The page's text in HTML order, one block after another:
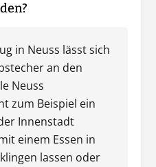
in Neuss lässt sich
an den
Neuss
zum Beispiel ein
Innenstadt
einem Essen in
lassen oder
und Erfahrungen zu
Guiders Events